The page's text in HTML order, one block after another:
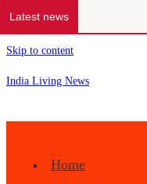
Latest news
Skip to content
India Living News
Home